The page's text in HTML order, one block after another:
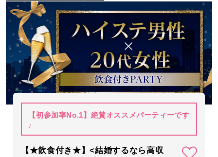
【初参加率No.1】絶賛オススメパーティーです
♪
【★飲食付き★】<結婚するなら高収